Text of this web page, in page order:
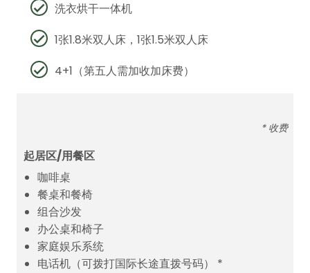
洗衣烘干一体机
1张1.8米双人床，1张1.5米双人床
4+1（第五人需加收加床费）
* 收费
起居区/用餐区
咖啡桌
餐桌和餐椅
组合沙发
办公桌和椅子
家庭娱乐系统
电话机（可拨打国际长途直拨号码） *